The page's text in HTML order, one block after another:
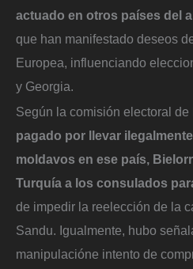
actuado en otros países del
que han manifestado deseos
Europea, influenciando
y Georgia.
Según la comisión electoral de
pagado por llevar
moldavos en ese país,
Turquía a los consulados
de impedir la reelección de la
Sandu. Igualmente, hubo
manipulacióne intento de